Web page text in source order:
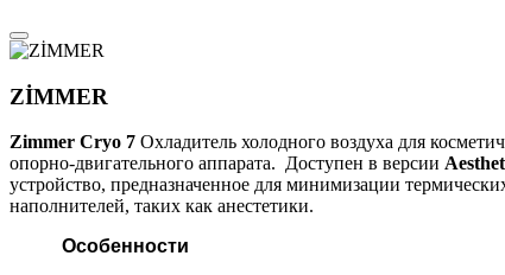
ZİMMER
Zimmer Cryo 7 Охладитель холодного воздуха для
опорно-двигательного аппарата. Доступен в версии
устройство, предназначенное для минимизации
наполнителей, таких как анестетики.
Особенности